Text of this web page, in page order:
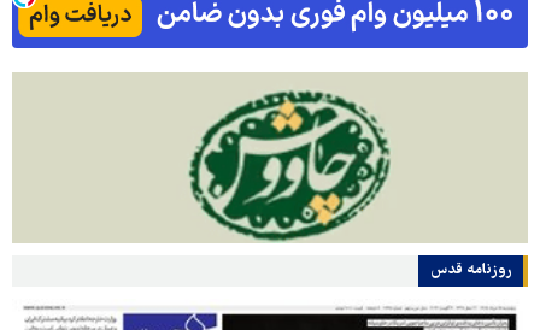
روزنامه قدس